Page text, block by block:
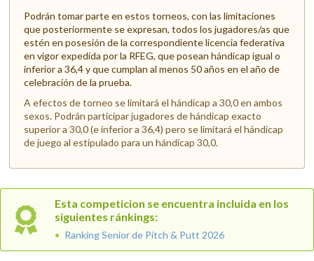
Podrán tomar parte en estos torneos, con las limitaciones
que posteriormente se expresan, todos los jugadores/as que
estén en posesión de la correspondiente licencia federativa
en vigor expedida por la RFEG, que posean hándicap igual o
inferior a 36,4 y que cumplan al menos 50 años en el año de
celebración de la prueba.
A efectos de torneo se limitará el hándicap a 30,0 en ambos
sexos. Podrán participar jugadores de hándicap exacto
superior a 30,0 (e inferior a 36,4) pero se limitará el hándicap
de juego al estipulado para un hándicap 30,0.
Esta competicion se encuentra incluida en los
siguientes ránkings:
Ranking Senior de Pitch & Putt 2026